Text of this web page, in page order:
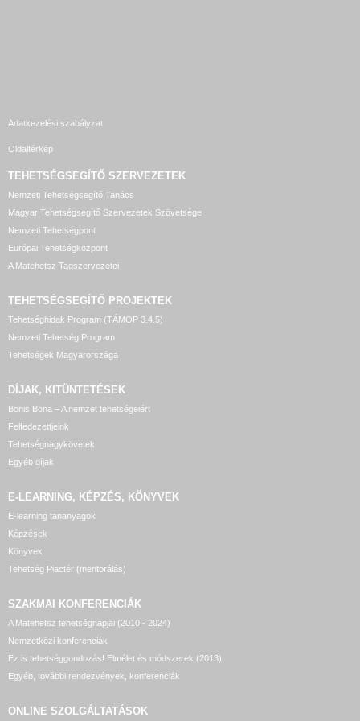
Adatkezelési szabályzat
Oldaltérkép
TEHETSÉGSEGÍTŐ SZERVEZETEK
Nemzeti Tehetségsegítő Tanács
Magyar Tehetségsegítő Szervezetek Szövetsége
Nemzeti Tehetségpont
Európai Tehetségközpont
A Matehetsz Tagszervezetei
TEHETSÉGSEGÍTŐ PROJEKTEK
Tehetséghidak Program (TÁMOP 3.4.5)
Nemzeti Tehetség Program
Tehetségek Magyarországa
DÍJAK, KITÜNTETÉSEK
Bonis Bona – A nemzet tehetségeiért
Felfedezettjeink
Tehetségnagykövetek
Egyéb díjak
E-LEARNING, KÉPZÉS, KÖNYVEK
E-learning tananyagok
Képzések
Könyvek
Tehetség Piactér (mentorálás)
SZAKMAI KONFERENCIÁK
A Matehetsz tehetségnapjai (2010 - 2024)
Nemzetközi konferenciák
Ez is tehetséggondozás! Elmélet és módszerek (2013)
Egyéb, további rendezvények, konferenciák
ONLINE SZOLGÁLTATÁSOK